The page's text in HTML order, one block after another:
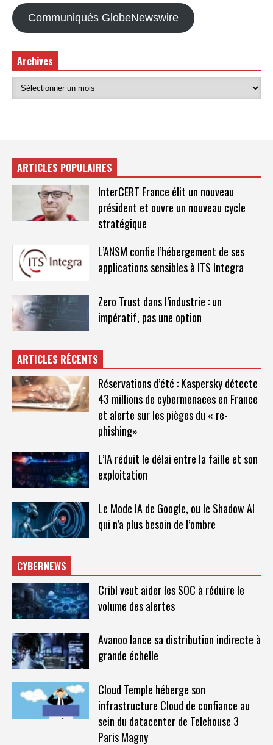
Communiqués GlobeNewswire
Archives
ARTICLES POPULAIRES
InterCERT France élit un nouveau
président et ouvre un nouveau cycle
stratégique
L’ANSM confie l’hébergement de ses
applications sensibles à ITS Integra
Zero Trust dans l’industrie : un
impératif, pas une option
ARTICLES RÉCENTS
Réservations d’été : Kaspersky détecte
43 millions de cybermenaces en France
et alerte sur les pièges du « re-
phishing»
L’IA réduit le délai entre la faille et son
exploitation
Le Mode IA de Google, ou le Shadow AI
qui n’a plus besoin de l’ombre
CYBERNEWS
Cribl veut aider les SOC à réduire le
volume des alertes
Avanoo lance sa distribution indirecte à
grande échelle
Cloud Temple héberge son
infrastructure Cloud de confiance au
sein du datacenter de Telehouse 3
Paris Magny